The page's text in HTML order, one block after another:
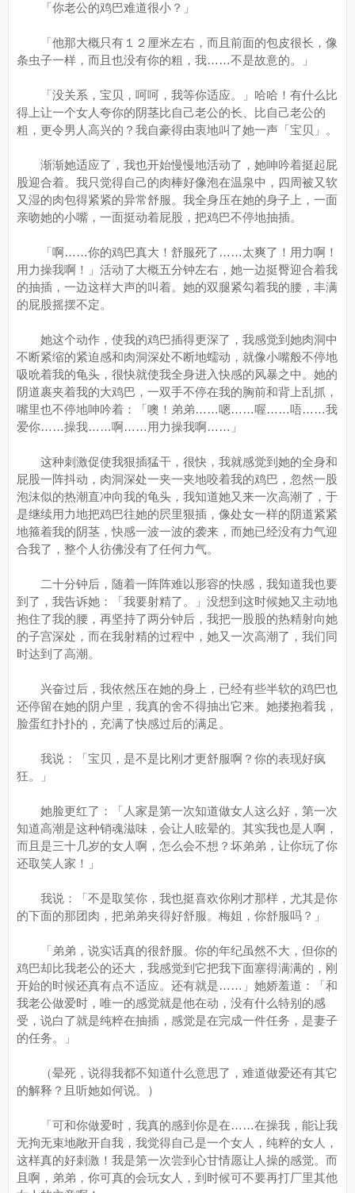
「你老公的鸡巴难道很小？」
「他那大概只有１２厘米左右，而且前面的包皮很长，像
条虫子一样，而且也没有你的粗，我……不是故意的。」
「没关系，宝贝，呵呵，我等你适应。」哈哈！有什么比
得上让一个女人夸你的阴茎比自己老公的长、比自己老公的
粗，更令男人高兴的？我自豪得由衷地叫了她一声「宝贝」。
渐渐她适应了，我也开始慢慢地活动了，她呻吟着挺起屁
股迎合着。我只觉得自己的肉棒好像泡在温泉中，四周被又软
又湿的肉包得紧紧的异常舒服。我全身压在她的身子上，一面
亲吻她的小嘴，一面挺动着屁股，把鸡巴不停地抽插。
「啊……你的鸡巴真大！舒服死了……太爽了！用力啊！
用力操我啊！」活动了大概五分钟左右，她一边挺臀迎合着我
的抽插，一边这样大声的叫着。她的双腿紧勾着我的腰，丰满
的屁股摇摆不定。
她这个动作，使我的鸡巴插得更深了，我感觉到她肉洞中
不断紧缩的紧迫感和肉洞深处不断地蠕动，就像小嘴般不停地
吸吮着我的龟头，很快就使我全身进入快感的风暴之中。她的
阴道裹夹着我的大鸡巴，一双手不停在我的胸前和背上乱抓，
嘴里也不停地呻吟着：「噢！弟弟……嗯……喔……唔……我
爱你……操我……啊……用力操我啊……」
这种刺激促使我狠插猛干，很快，我就感觉到她的全身和
屁股一阵抖动，肉洞深处一夹一夹地咬着我的鸡巴，忽然一股
泡沫似的热潮直冲向我的龟头，我知道她又来一次高潮了，于
是继续用力地把鸡巴往她的屄里狠插，像处女一样的阴道紧紧
地箍着我的阴茎，快感一波一波的袭来，而她已经没有力气迎
合我了，整个人彷佛没有了任何力气。
二十分钟后，随着一阵阵难以形容的快感，我知道我也要
到了，我告诉她：「我要射精了。」没想到这时候她又主动地
抱住了我的腰，再坚持了两分钟后，我把一股股的热精射向她
的子宫深处，而在我射精的过程中，她又一次高潮了，我们同
时达到了高潮。
兴奋过后，我依然压在她的身上，已经有些半软的鸡巴也
还停留在她的阴户里，我真的舍不得抽出它来。她搂抱着我，
脸蛋红扑扑的，充满了快感过后的满足。
我说：「宝贝，是不是比刚才更舒服啊？你的表现好疯
狂。」
她脸更红了：「人家是第一次知道做女人这么好，第一次
知道高潮是这种销魂滋味，会让人眩晕的。其实我也是人啊，
而且是三十几岁的女人啊，怎么会不想？坏弟弟，让你玩了你
还取笑人家！」
我说：「不是取笑你，我也挺喜欢你刚才那样，尤其是你
的下面的那团肉，把弟弟夹得好舒服。梅姐，你舒服吗？」
「弟弟，说实话真的很舒服。你的年纪虽然不大，但你的
鸡巴却比我老公的还大，我感觉到它把我下面塞得满满的，刚
开始的时候还真有点不适应。还有就是……」她娇羞道：「和
我老公做爱时，唯一的感觉就是他在动，没有什么特别的感
受，说白了就是纯粹在抽插，感觉是在完成一件任务，是妻子
的任务。」
（晕死，说得我都不知道什么意思了，难道做爱还有其它
的解释？且听她如何说。）
「可和你做爱时，我真的感到你是在……在操我，能让我
无拘无束地敞开自我，我觉得自己是一个女人，纯粹的女人，
这样真的好刺激！我是第一次尝到心甘情愿让人操的感觉。而
且啊，弟弟，你可真的会玩女人，到时候可不要再打厂里其他